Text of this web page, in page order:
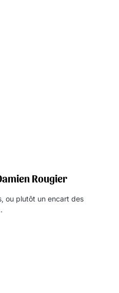
Rougier
ou plutôt un encart des